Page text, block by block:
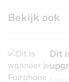
Bekijk ook
Dit